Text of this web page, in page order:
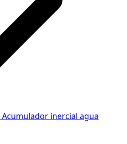
Acumulador inercial agua